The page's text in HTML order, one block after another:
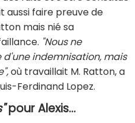
aussi faire preuve de
mais nié sa
"Nous ne
indemnisation, mais
où travaillait M. Ratton, a
Ferdinand Lopez.
pour Alexis...